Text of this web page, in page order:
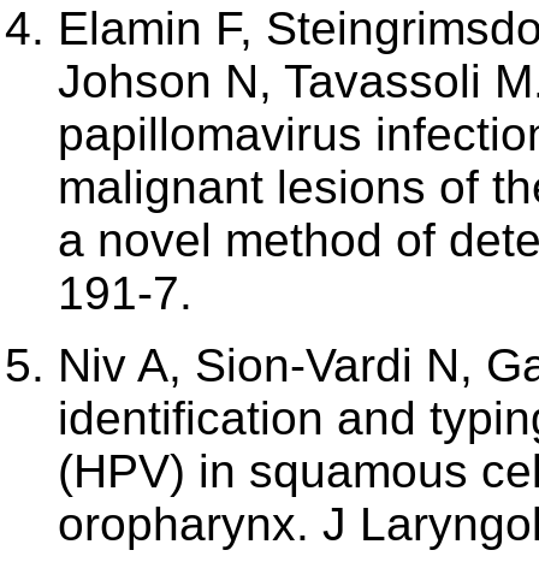
Elamin F,
Johson N, Tavassoli
papillomavirus
malignant lesions of
a novel method of
191-7.
Niv A, Sion-Vardi N,
identification and
(HPV) in squamous
oropharynx. J